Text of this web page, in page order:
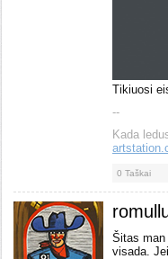
Tikiuosi
--
Kada
0 Taškai
Šitas
visada.